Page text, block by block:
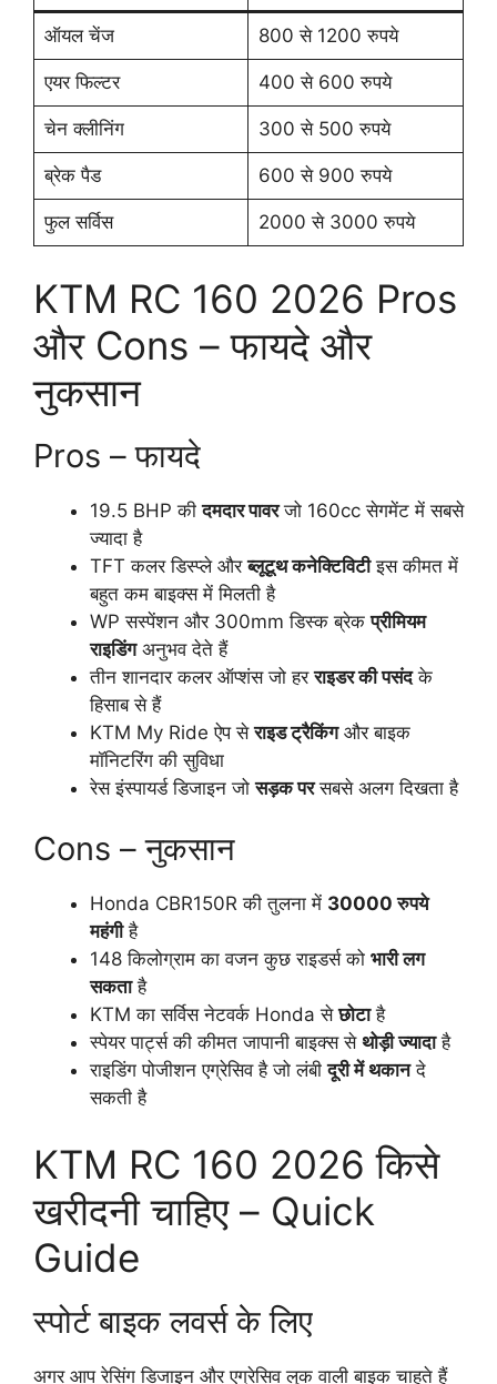
ऑयल चेंज 800 से 1200 रुपये
एयर फिल्टर 400 से 600 रुपये
चेन क्लीनिंग 300 से 500 रुपये
ब्रेक पैड 600 से 900 रुपये
फुल सर्विस 2000 से 3000 रुपये
KTM RC 160 2026 Pros
और Cons – फायदे और
नुकसान
Pros – फायदे
19.5 BHP कीदमदार पावरजो 160cc सेगमेंट में सबसे
ज्यादा है
TFT कलर डिस्प्ले औरब्लूटूथ कनेक्टिविटीइस कीमत में
बहुत कम बाइक्स में मिलती है
WP सस्पेंशन और 300mm डिस्क ब्रेकप्रीमियम
राइडिंगअनुभव देते हैं
तीन शानदार कलर ऑप्शंस जो हरराइडर की पसंदके
हिसाब से हैं
KTM My Ride ऐप सेराइड ट्रैकिंगऔर बाइक
मॉनिटरिंग की सुविधा
रेस इंस्पायर्ड डिजाइन जोसड़क परसबसे अलग दिखता है
Cons – नुकसान
Honda CBR150R की तुलना में 30000 रुपये
महंगीहै
148 किलोग्राम का वजन कुछ राइडर्स को भारी लग
सकताहै
KTM का सर्विस नेटवर्क Honda सेछोटाहै
स्पेयर पार्ट्स की कीमत जापानी बाइक्स से थोड़ी ज्यादाहै
राइडिंग पोजीशन एग्रेसिव है जो लंबीदूरी में थकानदे
सकती है
KTM RC 160 2026 किसे
खरीदनी चाहिए – Quick
Guide
स्पोर्ट बाइक लवर्स के लिए
अगर आप रेसिंग डिजाइन और एग्रेसिव लुक वाली बाइक चाहते हैं